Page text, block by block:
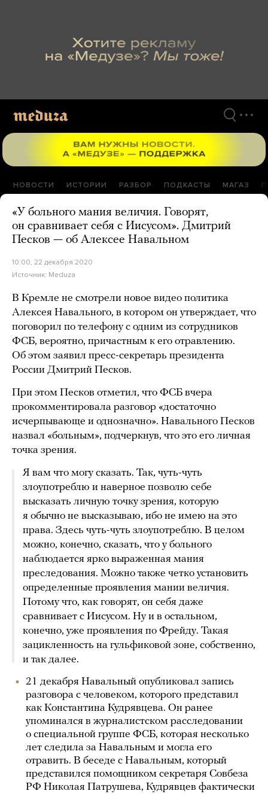
НОВОСТИ ИСТОРИИ РАЗБОР ПОДКАСТЫ МАГАЗ
«У больного мания величия. Говорят,
он сравнивает себя с Иисусом». Дмитрий
Песков — об Алексее Навальном
10:00, 22 декабря 2020
Источник: Meduza
В Кремле не смотрели новое видео политика
Алексея Навального, в котором он утверждает, что
поговорил по телефону с одним из сотрудников
ФСБ, вероятно, причастным к его отравлению.
Об этом заявил пресс-секретарь президента
России Дмитрий Песков.
При этом Песков отметил, что ФСБ вчера
прокомментировала разговор «достаточно
исчерпывающе и однозначно». Навального Песков
назвал «больным», подчеркнув, что это его личная
точка зрения.
Я вам что могу сказать. Так, чуть-чуть
злоупотреблю и наверное позволю себе
высказать личную точку зрения, которую
я обычно не высказываю, ибо не имею на это
права. Здесь чуть-чуть злоупотреблю. В целом
можно, конечно, сказать, что у больного
наблюдается ярко выраженная мания
преследования. Можно также четко установить
определенные проявления мании величия.
Потому что, как говорят, он себя даже
сравнивает с Иисусом. Ну и в остальном,
конечно, уже проявления по Фрейду. Такая
зацикленность на гульфиковой зоне, собственно,
и так далее.
21 декабря Навальный опубликовал запись
разговора с человеком, которого представил
как Константина Кудрявцева. Он ранее
упоминался в журналистском расследовании
о специальной группе ФСБ, которая несколько
лет следила за Навальным и могла его
отравить. В беседе с Навальным, который
представился помощником секретаря Совбеза
РФ Николая Патрушева, Кудрявцев фактически